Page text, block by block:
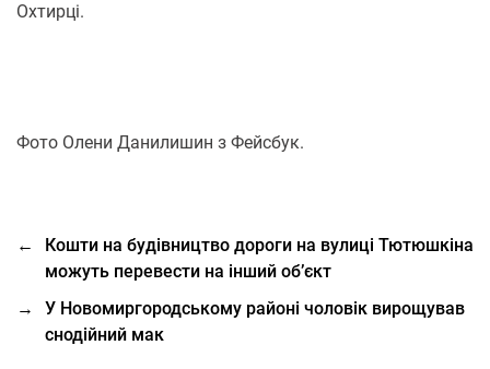
Охтирці.
Фото Олени Данилишин з Фейсбук.
←
Кошти на будівництво дороги на вулиці Тютюшкіна
можуть перевести на інший об’єкт
→
У Новомиргородському районі чоловік вирощував
снодійний мак